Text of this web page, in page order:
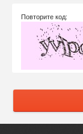
Повторите код: